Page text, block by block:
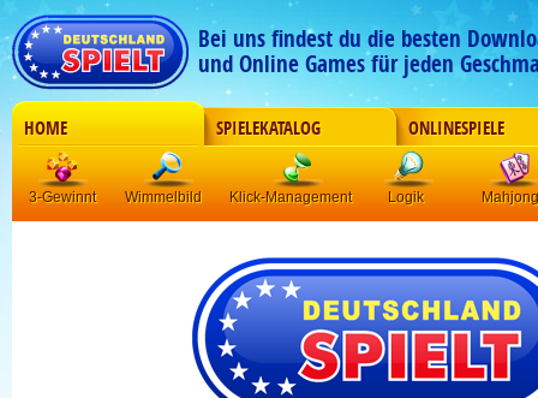
Bei uns findest du die besten
und Online Games für jeden
HOME SPIELEKATALOG ONLINESPIELE
3-Gewinnt Wimmelbild Klick-Management Logik Mahjong